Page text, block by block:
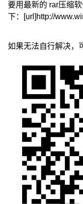
要用最新的 rar压缩
下：[url]http://
如果无法自行解决，